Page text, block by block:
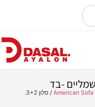
/ סלון 3+2.